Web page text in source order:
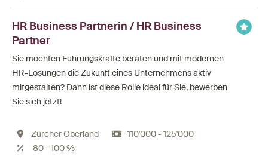
HR Business Partnerin / HR Business
Partner
Sie möchten Führungskräfte beraten und mit modernen
HR-Lösungen die Zukunft eines Unternehmens aktiv
mitgestalten? Dann ist diese Rolle ideal für Sie, bewerben
Sie sich jetzt!
Zürcher Oberland
110'000 - 125'000
80 - 100 %